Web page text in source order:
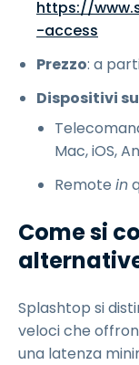
https://
-access
Prezzo: a
Dispositivi
Mac, iOS,
Remote in
Come si
Splashtop si
veloci che
una latenza